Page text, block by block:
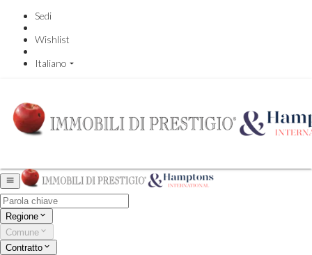
Sedi
Wishlist
Italiano
Regione
Comune
Contratto